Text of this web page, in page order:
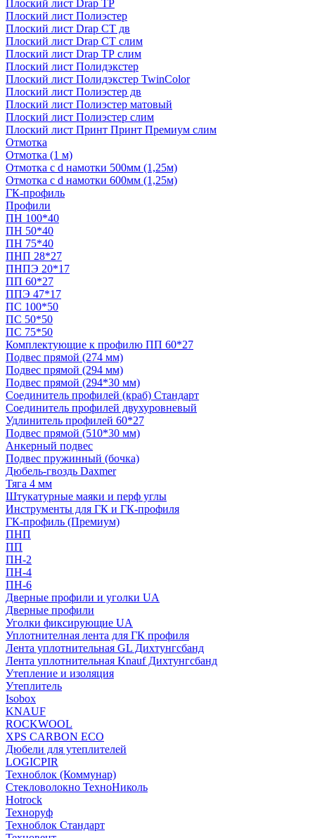
Плоский лист Drap ТР
Плоский лист Полиэстер
Плоский лист Drap СТ дв
Плоский лист Drap СТ слим
Плоский лист Drap ТР слим
Плоский лист Полидэкстер
Плоский лист Полидэкстер TwinColor
Плоский лист Полиэстер дв
Плоский лист Полиэстер матовый
Плоский лист Полиэстер слим
Плоский лист Принт Принт Премиум слим
Отмотка
Отмотка (1 м)
Отмотка с d намотки 500мм (1,25м)
Отмотка с d намотки 600мм (1,25м)
ГК-профиль
Профили
ПН 100*40
ПН 50*40
ПН 75*40
ПНП 28*27
ПНПЭ 20*17
ПП 60*27
ППЭ 47*17
ПС 100*50
ПС 50*50
ПС 75*50
Комплектующие к профилю ПП 60*27
Подвес прямой (274 мм)
Подвес прямой (294 мм)
Подвес прямой (294*30 мм)
Соединитель профилей (краб) Стандарт
Соединитель профилей двухуровневый
Удлинитель профилей 60*27
Подвес прямой (510*30 мм)
Анкерный подвес
Подвес пружинный (бочка)
Дюбель-гвоздь Daxmer
Тяга 4 мм
Штукатурные маяки и перф углы
Инструменты для ГК и ГК-профиля
ГК-профиль (Премиум)
ПНП
ПП
ПН-2
ПН-4
ПН-6
Дверные профили и уголки UA
Дверные профили
Уголки фиксирующие UA
Уплотнителная лента для ГК профиля
Лента уплотнительная GL Дихтунгсбанд
Лента уплотнительная Knauf Дихтунгсбанд
Утепление и изоляция
Утеплитель
Isobox
KNAUF
ROCKWOOL
XPS CARBON ECO
Дюбели для утеплителей
LOGICPIR
Техноблок (Коммунар)
Стекловолокно ТехноНиколь
Hotrock
Технoруф
Техноблок Стандарт